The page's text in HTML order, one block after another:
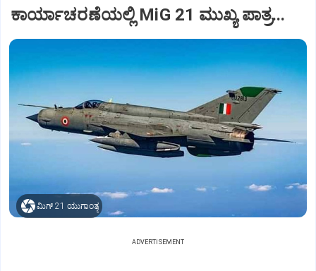
ಕಾರ್ಯಾಚರಣೆಯಲ್ಲಿ MiG 21 ಮುಖ್ಯ ಪಾತ್ರ...
ಮಿಗ್‌ 21 ಯುಗಾಂತ್ಯ
ADVERTISEMENT